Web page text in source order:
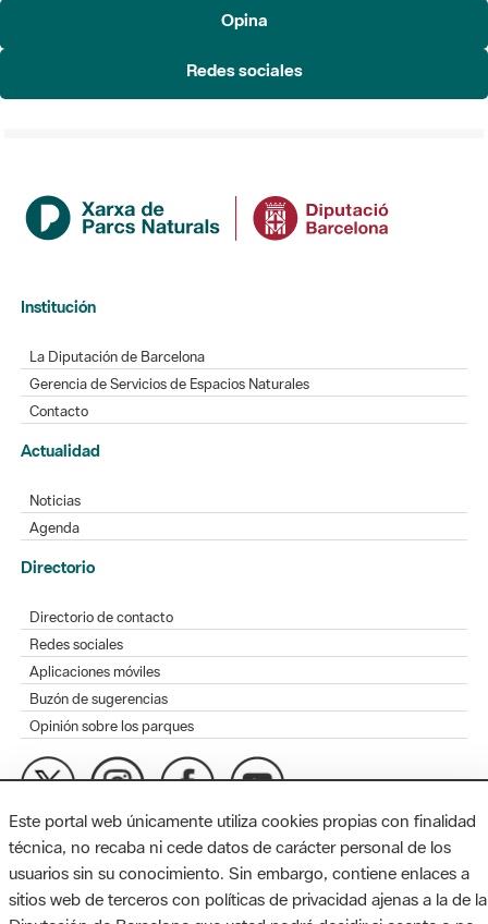
Opina
Redes sociales
Institución
La Diputación de Barcelona
Gerencia de Servicios de Espacios Naturales
Contacto
Actualidad
Noticias
Agenda
Directorio
Directorio de contacto
Redes sociales
Aplicaciones móviles
Buzón de sugerencias
Opinión sobre los parques
MAPA WEB AVISO LEGAL ACCESIBILIDAD
Diputación de Barcelona. Edifici Llacuna, 1a planta. Badajoz, 49.
08005 Barcelona. Tel. 934 022 428 / xarxaparcs@diba.cat
Este portal web únicamente utiliza cookies propias con finalidad
técnica, no recaba ni cede datos de carácter personal de los
usuarios sin su conocimiento. Sin embargo, contiene enlaces a
sitios web de terceros con políticas de privacidad ajenas a la de la